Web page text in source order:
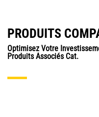
PRODUITS
Optimisez Votre
Produits Associés Cat.